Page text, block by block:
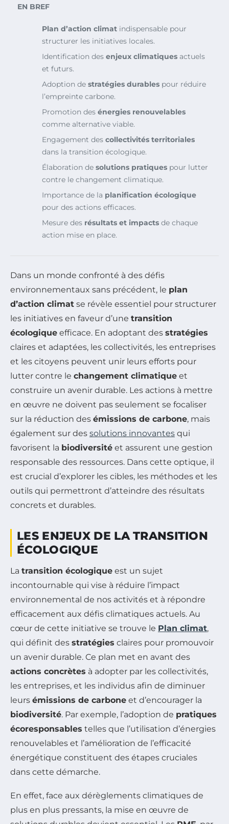
EN BREF
Plan d’action climat indispensable pour
structurer les initiatives locales.
Identification des enjeux climatiques actuels
et futurs.
Adoption de stratégies durables pour réduire
l’empreinte carbone.
Promotion des énergies renouvelables
comme alternative viable.
Engagement des collectivités territoriales
dans la transition écologique.
Élaboration de solutions pratiques pour lutter
contre le changement climatique.
Importance de la planification écologique
pour des actions efficaces.
Mesure des résultats et impacts de chaque
action mise en place.
Dans un monde confronté à des défis
environnementaux sans précédent, le plan
d’action climat se révèle essentiel pour structurer
les initiatives en faveur d’une transition
écologique efficace. En adoptant des stratégies
claires et adaptées, les collectivités, les entreprises
et les citoyens peuvent unir leurs efforts pour
lutter contre le changement climatique et
construire un avenir durable. Les actions à mettre
en œuvre ne doivent pas seulement se focaliser
sur la réduction des émissions de carbone, mais
également sur des solutions innovantes qui
favorisent la biodiversité et assurent une gestion
responsable des ressources. Dans cette optique, il
est crucial d’explorer les cibles, les méthodes et les
outils qui permettront d’atteindre des résultats
concrets et durables.
LES ENJEUX DE LA TRANSITION
ÉCOLOGIQUE
La transition écologique est un sujet
incontournable qui vise à réduire l’impact
environnemental de nos activités et à répondre
efficacement aux défis climatiques actuels. Au
cœur de cette initiative se trouve le Plan climat,
qui définit des stratégies claires pour promouvoir
un avenir durable. Ce plan met en avant des
actions concrètes à adopter par les collectivités,
les entreprises, et les individus afin de diminuer
leurs émissions de carbone et d’encourager la
biodiversité. Par exemple, l’adoption de pratiques
écoresponsables telles que l’utilisation d’énergies
renouvelables et l’amélioration de l’efficacité
énergétique constituent des étapes cruciales
dans cette démarche.
En effet, face aux dérèglements climatiques de
plus en plus pressants, la mise en œuvre de